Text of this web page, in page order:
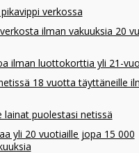
verkossa
ilman vakuuksia 20
ilman luottokorttia yli 21-
18 vuotta täyttäneille
lainat puolestasi netissä
yli 20 vuotiaille jopa 15 000